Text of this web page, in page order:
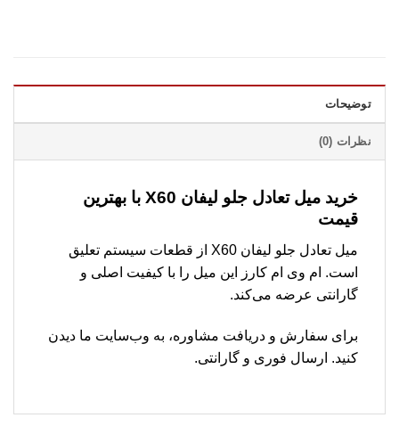
توضیحات
نظرات (0)
خرید میل تعادل جلو لیفان X60 با بهترین
قیمت
میل تعادل جلو لیفان X60 از قطعات سیستم تعلیق
است. ام وی ام کارز این میل را با کیفیت اصلی و
گارانتی عرضه می‌کند.
برای سفارش و دریافت مشاوره، به وب‌سایت ما دیدن
کنید. ارسال فوری و گارانتی.